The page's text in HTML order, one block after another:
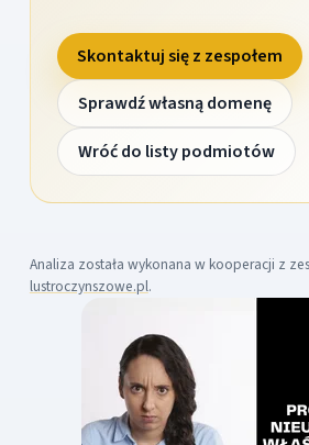
Skontaktuj się z zespołem
Sprawdź własną domenę
Wróć do listy podmiotów
Analiza została wykonana w kooperacji z
lustroczynszowe.pl.